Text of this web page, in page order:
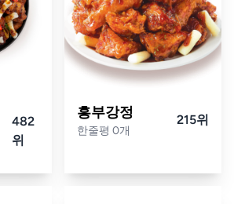
482
위
흥부강정
한줄평 0개
215위